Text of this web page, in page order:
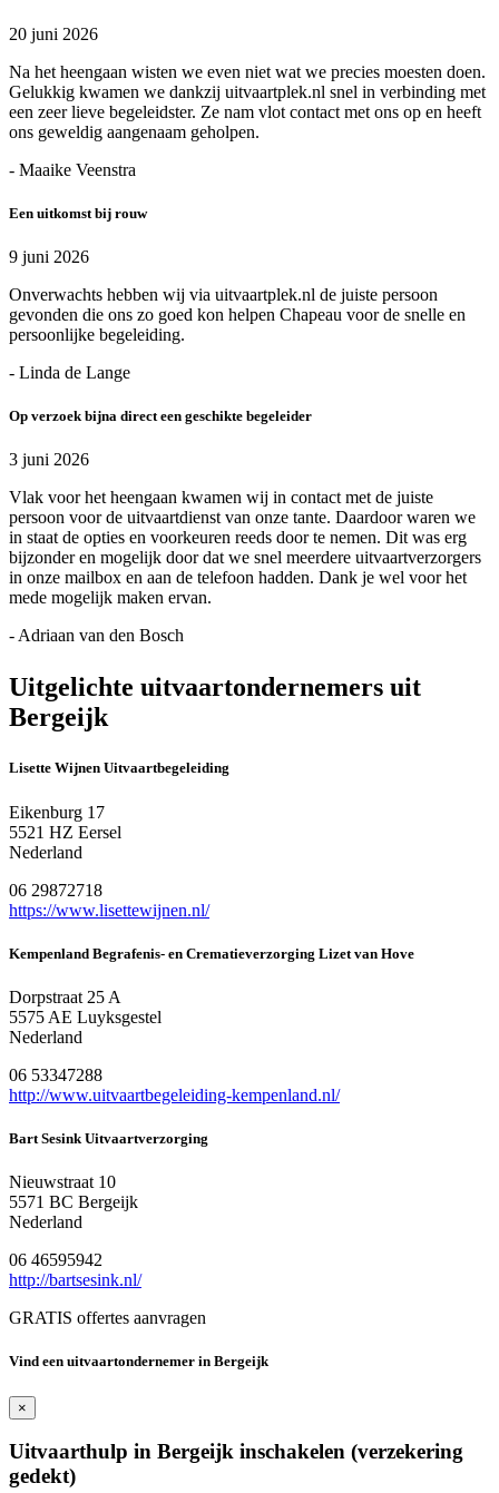
20 juni 2026
Na het heengaan wisten we even niet wat we precies moesten doen.
Gelukkig kwamen we dankzij uitvaartplek.nl snel in verbinding met
een zeer lieve begeleidster. Ze nam vlot contact met ons op en heeft
ons geweldig aangenaam geholpen.
- Maaike Veenstra
Een uitkomst bij rouw
9 juni 2026
Onverwachts hebben wij via uitvaartplek.nl de juiste persoon
gevonden die ons zo goed kon helpen Chapeau voor de snelle en
persoonlijke begeleiding.
- Linda de Lange
Op verzoek bijna direct een geschikte begeleider
3 juni 2026
Vlak voor het heengaan kwamen wij in contact met de juiste
persoon voor de uitvaartdienst van onze tante. Daardoor waren we
in staat de opties en voorkeuren reeds door te nemen. Dit was erg
bijzonder en mogelijk door dat we snel meerdere uitvaartverzorgers
in onze mailbox en aan de telefoon hadden. Dank je wel voor het
mede mogelijk maken ervan.
- Adriaan van den Bosch
Uitgelichte uitvaartondernemers uit
Bergeijk
Lisette Wijnen Uitvaartbegeleiding
Eikenburg 17
5521 HZ Eersel
Nederland
06 29872718
https://www.lisettewijnen.nl/
Kempenland Begrafenis- en Crematieverzorging Lizet van Hove
Dorpstraat 25 A
5575 AE Luyksgestel
Nederland
06 53347288
http://www.uitvaartbegeleiding-kempenland.nl/
Bart Sesink Uitvaartverzorging
Nieuwstraat 10
5571 BC Bergeijk
Nederland
06 46595942
http://bartsesink.nl/
GRATIS offertes aanvragen
Vind een uitvaartondernemer in Bergeijk
×
Uitvaarthulp in Bergeijk inschakelen (verzekering
gedekt)